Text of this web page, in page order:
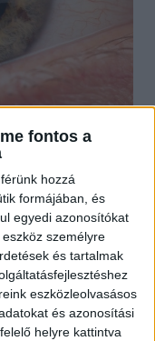
fontos a
hozzá
formájában, és
egyedi azonosítókat
személyre
és tartalmak
eszközleolvasásos
és azonosítási
helyre kattintva